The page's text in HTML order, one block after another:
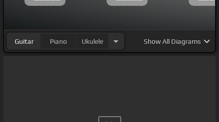
Guitar Piano Ukulele ShowAll Diagrams